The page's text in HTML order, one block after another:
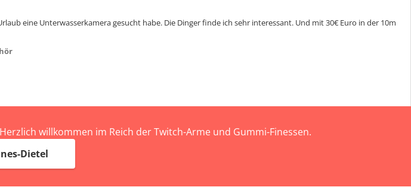
eine Unterwasserkamera gesucht habe. Die Dinger finde ich sehr interessant. Und mit 30€ Euro in der 10m
willkommen im Reich der Twitch-Arme und Gummi-Finessen.
Dietel